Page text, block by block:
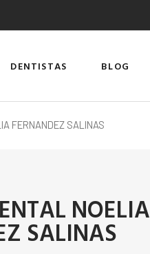
DENTISTAS BLOG
FERNANDEZ SALINAS
NOELIA
SALINAS